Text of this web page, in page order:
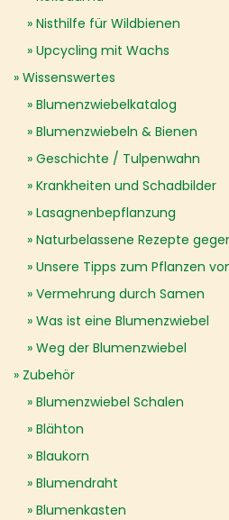
Nisthilfe für Wildbienen
Upcycling mit Wachs
Wissenswertes
Blumenzwiebelkatalog
Blumenzwiebeln & Bienen
Geschichte / Tulpenwahn
Krankheiten und Schadbilder
Lasagnenbepflanzung
Naturbelassene Rezepte
Unsere Tipps zum Pflanzen
Vermehrung durch Samen
Was ist eine Blumenzwiebel
Weg der Blumenzwiebel
Zubehör
Blumenzwiebel Schalen
Blähton
Blaukorn
Blumendraht
Blumenkasten